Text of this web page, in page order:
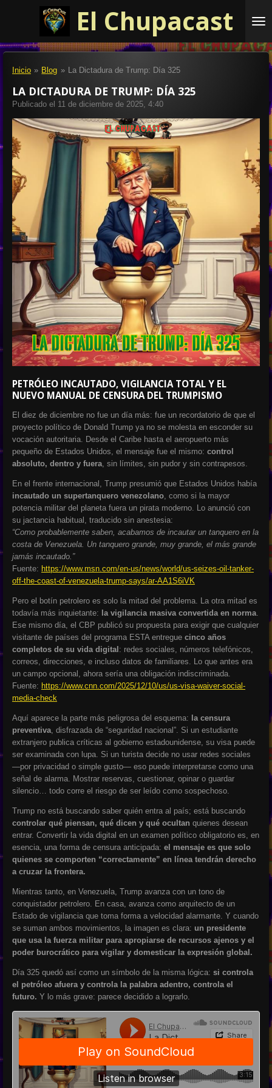
principal
El Chupacast
Inicio » Blog » La Dictadura de Trump: Día 325
LA DICTADURA DE TRUMP: DÍA 325
Publicado el 11 de diciembre de 2025, 4:40
PETRÓLEO INCAUTADO, VIGILANCIA TOTAL Y EL
NUEVO MANUAL DE CENSURA DEL TRUMPISMO
El diez de diciembre no fue un día más: fue un recordatorio de que el
proyecto político de Donald Trump ya no se molesta en esconder su
vocación autoritaria. Desde el Caribe hasta el aeropuerto más
pequeño de Estados Unidos, el mensaje fue el mismo: control
absoluto, dentro y fuera , sin límites, sin pudor y sin contrapesos.
En el frente internacional, Trump presumió que Estados Unidos había
incautado un supertanquero venezolano , como si la mayor
potencia militar del planeta fuera un pirata moderno. Lo anunció con
su jactancia habitual, traducido sin anestesia:
“Como probablemente saben, acabamos de incautar un tanquero en la
costa de Venezuela. Un tanquero grande, muy grande, el más grande
jamás incautado.”
Fuente: https://www.msn.com/en-us/news/world/us-seizes-oil-tanker-
off-the-coast-of-venezuela-trump-says/ar-AA1S6iVK
Pero el botín petrolero es solo la mitad del problema. La otra mitad es
todavía más inquietante: la vigilancia masiva convertida en norma
Ese mismo día, el CBP publicó su propuesta para exigir que cualquier
visitante de países del programa ESTA entregue cinco años
completos de su vida digital : redes sociales, números telefónicos,
correos, direcciones, e incluso datos de familiares. Lo que antes era
un campo opcional, ahora sería una obligación indiscriminada.
Fuente: https://www.cnn.com/2025/12/10/us/us-visa-waiver-social-
media-check
Aquí aparece la parte más peligrosa del esquema: la censura
preventiva , disfrazada de “seguridad nacional”. Si un estudiante
extranjero publica críticas al gobierno estadounidense, su visa puede
ser examinada con lupa. Si un turista decide no usar redes sociales
—por privacidad o simple gusto— eso puede interpretarse como una
señal de alarma. Mostrar reservas, cuestionar, opinar o guardar
silencio… todo corre el riesgo de ser leído como sospechoso.
Trump no está buscando saber quién entra al país; está buscando
controlar qué piensan, qué dicen y qué ocultan quienes desean
entrar. Convertir la vida digital en un examen político obligatorio es, en
esencia, una forma de censura anticipada: el mensaje es que solo
quienes se comporten “correctamente” en línea tendrán derecho
a cruzar la frontera.
Mientras tanto, en Venezuela, Trump avanza con un tono de
conquistador petrolero. En casa, avanza como arquitecto de un
Estado de vigilancia que toma forma a velocidad alarmante. Y cuando
se suman ambos movimientos, la imagen es clara: un presidente
que usa la fuerza militar para apropiarse de recursos ajenos y el
poder burocrático para vigilar y domesticar la expresión global.
Día 325 quedó así como un símbolo de la misma lógica: si controla
el petróleo afuera y controla la palabra adentro, controla el
futuro. Y lo más grave: parece decidido a lograrlo.